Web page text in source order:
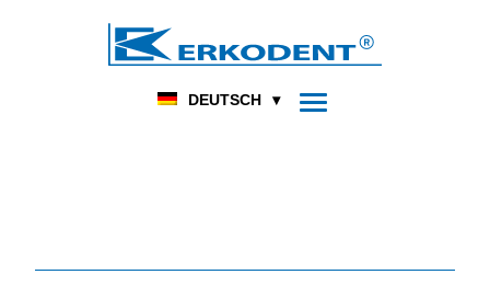
DEUTSCH
DENTAL FUSSORTHOPÄDIE
HOME PRODUKT